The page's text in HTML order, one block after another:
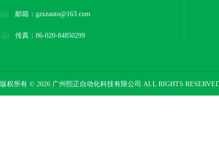
邮箱：gzxzauto@163.com
传真：86-020-84850299
版权所有 © 2026 广州熙正自动化科技有限公司 ALL RIGHTS